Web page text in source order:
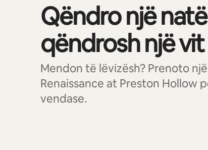
Qëndro një
qëndrosh një vit
Mendon të lëvizësh? Prenoto
Renaissance at Preston Hollow
vendase.